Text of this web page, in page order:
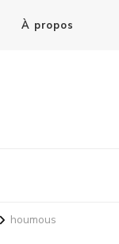
À propos
houmous